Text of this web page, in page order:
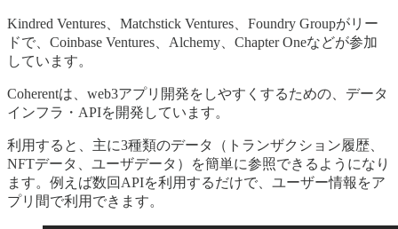
Kindred Ventures、Matchstick Ventures、Foundry Groupがリー
ドで、Coinbase Ventures、Alchemy、Chapter Oneなどが参加
しています。
Coherentは、web3アプリ開発をしやすくするための、データ
インフラ・APIを開発しています。
利用すると、主に3種類のデータ（トランザクション履歴、
NFTデータ、ユーザデータ）を簡単に参照できるようになり
ます。例えば数回APIを利用するだけで、ユーザー情報をア
プリ間で利用できます。